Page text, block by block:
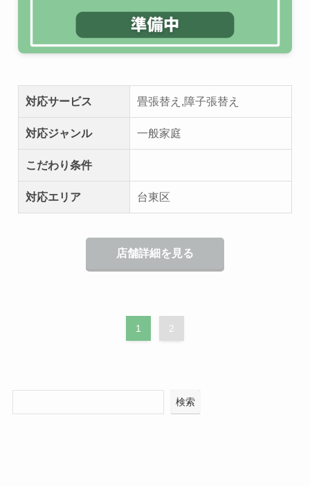
対応サービス 畳張替え,障子張替え
対応ジャンル 一般家庭
こだわり条件
対応エリア 台東区
店舗詳細を見る
1 2
検索